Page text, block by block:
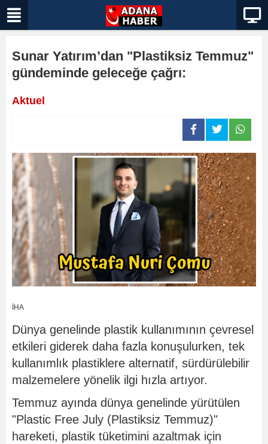
Sunar Yatırım’dan "Plastiksiz Temmuz"
gündeminde geleceğe çağrı:
Aktuel
İHA
Dünya genelinde plastik kullanımının çevresel
etkileri giderek daha fazla konuşulurken, tek
kullanımlık plastiklere alternatif, sürdürülebilir
malzemelere yönelik ilgi hızla artıyor.
Temmuz ayında dünya genelinde yürütülen
"Plastic Free July (Plastiksiz Temmuz)"
hareketi, plastik tüketimini azaltmak için